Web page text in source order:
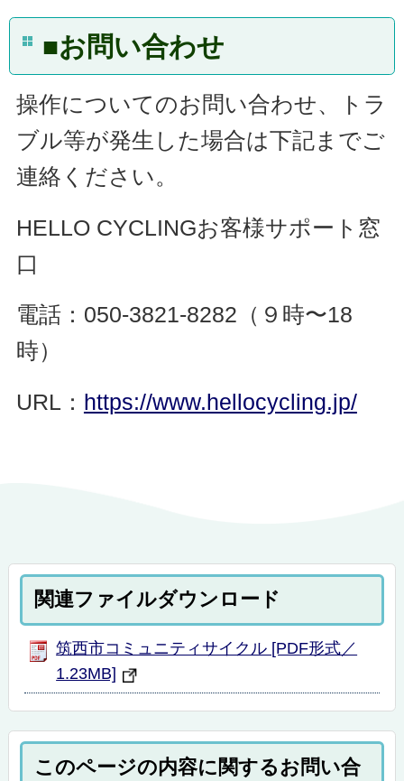
■お問い合わせ
操作についてのお問い合わせ、トラ
ブル等が発生した場合は下記までご
連絡ください。
HELLO CYCLINGお客様サポート窓
口
電話：050-3821-8282（９時〜18
時）
URL： https://www.hellocycling.jp/
関連ファイルダウンロード
筑西市コミュニティサイクル [PDF形式／
1.23MB]
このページの内容に関するお問い合